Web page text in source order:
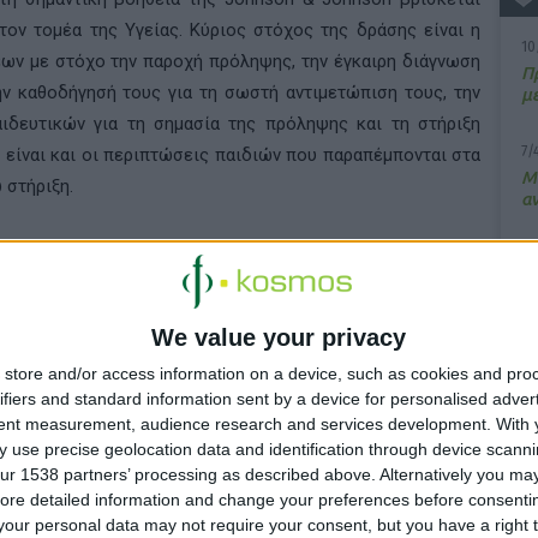
We value your privacy
store and/or access information on a device, such as cookies and
and standard information sent by a device for personalised
measurement, audience research and services development. With
use precise geolocation data and identification through device
1538 partners’ processing as described above. Alternatively you
detailed information and change your preferences before
personal data may not require your consent, but you have a right
7/
τομέα της Υγείας. Κύριος στόχος της δράσης είναι η
με στόχο την παροχή πρόληψης, την έγκαιρη διάγνωση
καθοδήγησή τους για τη σωστή αντιμετώπιση τους, την
για τη σημασία της πρόληψης και τη στήριξη
και οι περιπτώσεις παιδιών που παραπέμπονται στα
Ιατρικής από «Το Χαμόγελο του Παιδιού»
και την εθελοντική συμμετοχή των εκατοντάδων
μέλη των τοπικών ιατρικών και οδοντιατρικών
της Αττικής, της Επαρχίας και των τοπικών Κέντρων
Εταιρείας και Κλινικής Ανοσολογίας και των
«Το Χαμόγελο του Παιδιού» που στελεχώνουν
μέρη.
του «Ιπποκράτη» και των μονάδων είναι ο μη
& Johnson CorporateCitizenship Trust, που υλοποιεί